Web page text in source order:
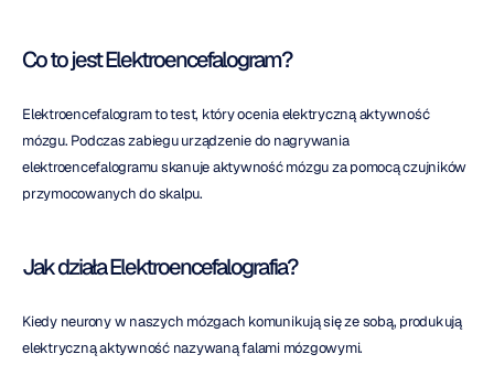
Co to jest Elektroencefalogram?
Elektroencefalogram to test, który ocenia elektryczną aktywność
mózgu. Podczas zabiegu urządzenie do nagrywania
elektroencefalogramu skanuje aktywność mózgu za pomocą czujników
przymocowanych do skalpu.
Jak działa Elektroencefalografia?
Kiedy neurony w naszych mózgach komunikują się ze sobą, produkują
elektryczną aktywność nazywaną falami mózgowymi.